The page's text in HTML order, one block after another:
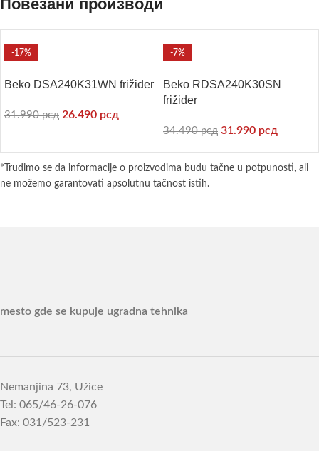
Повезани производи
-17%
Beko DSA240K31WN frižider
31.990рсд 26.490 рсд
-7%
Beko RDSA240K30SN
frižider
34.490рсд 31.990 рсд
*Trudimo se da informacije o proizvodima budu tačne u potpunosti, ali
ne možemo garantovati apsolutnu tačnost istih.
mesto gde se kupuje ugradna tehnika
Nemanjina 73, Užice
Tel: 065/46-26-076
Fax: 031/523-231